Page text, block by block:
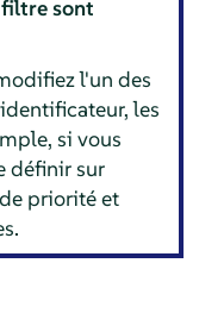
filtre sont
l'un des
les
si vous
définir sur
priorité et